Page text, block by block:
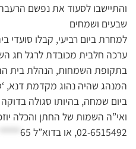
והתיישבו לסעוד את נפשם
שבעים ושמחים
למחרת ביום רביעי, קבלו סועדי
ערכה חלבית מכובדת לרגל חג
בתקופת השמחות, הנהלת בית
המנהג שהיה נהוג מקדמת דנא,
ביום שמחה, בהיותו סגולה
ואי”ה השמות של החתן והכלה
02-6515492, או בדוא”ל
65